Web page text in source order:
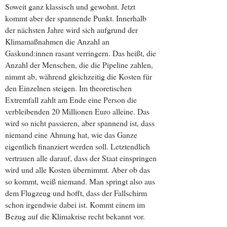
Soweit ganz klassisch und gewohnt. Jetzt
kommt aber der spannende Punkt. Innerhalb
der nächsten Jahre wird sich aufgrund der
Klimamaßnahmen die Anzahl an
Gaskund:innen rasant verringern. Das heißt, die
Anzahl der Menschen, die die Pipeline zahlen,
nimmt ab, während gleichzeitig die Kosten für
den Einzelnen steigen. Im theoretischen
Extremfall zahlt am Ende eine Person die
verbleibenden 20 Millionen Euro alleine. Das
wird so nicht passieren, aber spannend ist, dass
niemand eine Ahnung hat, wie das Ganze
eigentlich finanziert werden soll. Letztendlich
vertrauen alle darauf, dass der Staat einspringen
wird und alle Kosten übernimmt. Aber ob das
so kommt, weiß niemand. Man springt also aus
dem Flugzeug und hofft, dass der Fallschirm
schon irgendwie dabei ist. Kommt einem im
Bezug auf die Klimakrise recht bekannt vor.